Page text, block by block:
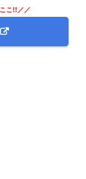
こ!!／／